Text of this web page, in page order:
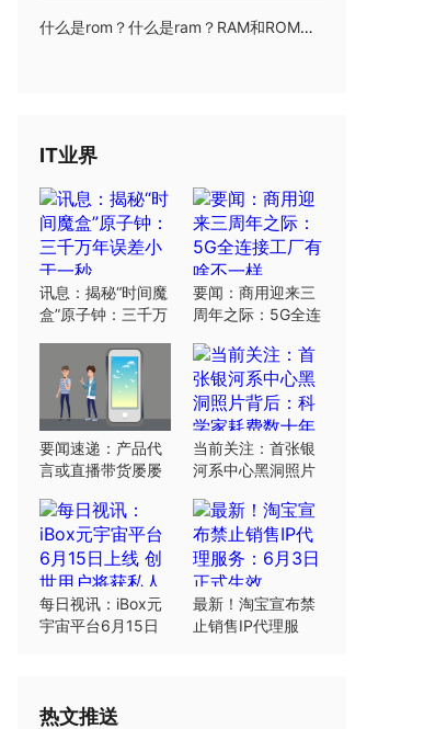
什么是rom？什么是ram？RAM和ROM有什么区别？
IT业界
讯息：揭秘“时间魔
盒”原子钟：三千万
要闻：商用迎来三
周年之际：5G全连
要闻速递：产品代
言或直播带货屡屡
弦明星要绷紧
当前关注：首张银
河系中心黑洞照片
数十年研究
每日视讯：iBox元
宇宙平台6月15日
最新！淘宝宣布禁
止销售IP代理服
热文推送